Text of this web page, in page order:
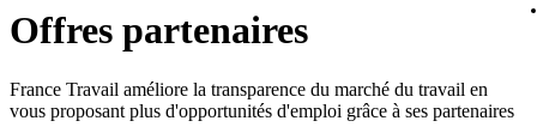
Offres partenaires
France Travail améliore la transparence du marché du travail en
vous proposant plus d'opportunités d'emploi grâce à ses partenaires